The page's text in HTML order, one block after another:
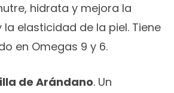
hidrata y mejora la
elasticidad de la piel. Tiene
en Omegas 9 y 6.
de Arándano. Un